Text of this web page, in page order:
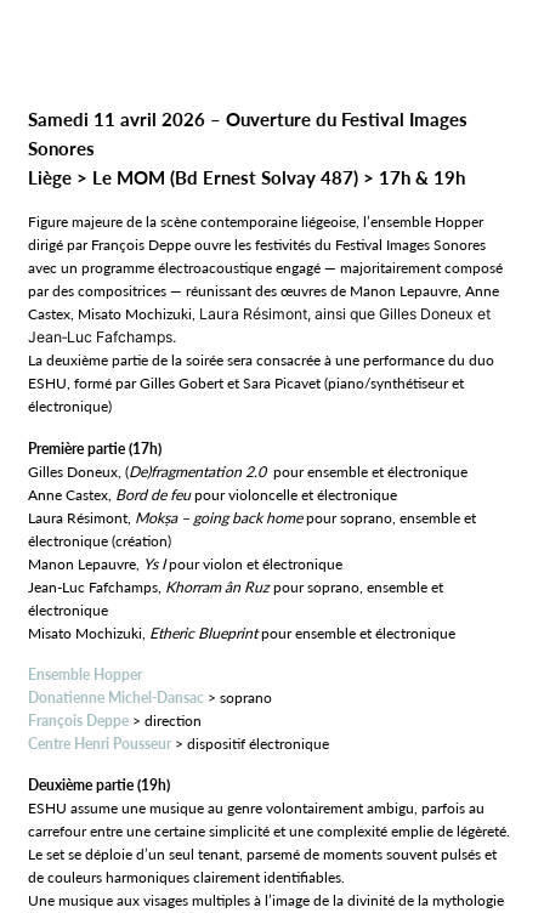
Samedi 11 avril 2026 – Ouverture du Festival Images
Sonores
Liège > Le MOM (Bd Ernest Solvay 487) > 17h & 19h
Figure majeure de la scène contemporaine liégeoise, l’ensemble Hopper
dirigé par François Deppe ouvre les festivités du Festival Images Sonores
avec un programme électroacoustique engagé — majoritairement composé
par des compositrices — réunissant des œuvres de Manon Lepauvre, Anne
Castex, Misato Mochizuki, Laura Résimont, ainsi que Gilles Doneux et
Jean‑Luc Fafchamps.
La deuxième partie de la soirée sera consacrée à une performance du duo
ESHU, formé par Gilles Gobert et Sara Picavet (piano/synthétiseur et
électronique)
Première partie (17h)
Gilles Doneux, (De)fragmentation 2.0pour ensemble et électronique
Anne Castex, Bord de feupour violoncelle et électronique
Laura Résimont, Mokṣa – going back homepour soprano, ensemble et
électronique (création)
Manon Lepauvre, Ys Ipour violon et électronique
Jean-Luc Fafchamps, Khorram ân Ruzpour soprano, ensemble et
électronique
Misato Mochizuki, Etheric Blueprintpour ensemble et électronique
Ensemble Hopper
Donatienne Michel-Dansac > soprano
François Deppe > direction
Centre Henri Pousseur > dispositif électronique
Deuxième partie (19h)
ESHU assume une musique au genre volontairement ambigu, parfois au
carrefour entre une certaine simplicité et une complexité emplie de légèreté.
Le set se déploie d’un seul tenant, parsemé de moments souvent pulsés et
de couleurs harmoniques clairement identifiables.
Une musique aux visages multiples à l’image de la divinité de la mythologie